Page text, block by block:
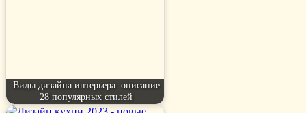
Виды дизайна интерьера: описание
28 популярных стилей